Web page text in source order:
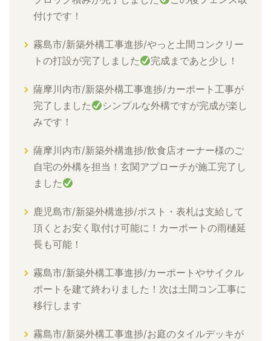
付けです！
霧島市/新築外構工事進捗/やっと土間コンクリー
トの打設が完了しました
完成まであと少し！
薩摩川内市/新築外構工事進捗/カーポート工事が
完了しました
シンプルな外構ですが完成が楽し
みです！
薩摩川内市/新築外構進捗/飲食店オーナー様のご
自宅の外構を担当！玄関アプローチが施工完了し
ました
鹿児島市/新築外構進捗/ポスト・表札は支給して
頂くとお安く取付け可能に！カーポートの雨樋延
長も可能！
霧島市/新築外構工事進捗/カーポートやサイクル
ポートを建て終わりました！次は土間コン工事に
移行します
霧島市/新築外構工事進捗/お庭のタイルデッキが